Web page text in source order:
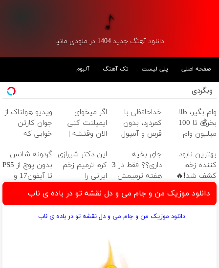
دانلود آهنگ جدید 1404 در ملودی مانیا
صفحه اصلی پلی لیست تک آهنگ آلبوم
وبگردی
وام بگیر، طلا
بخر💰 تا 100
میلیون وام
ضامن
خداحافظی با
کمردرد، بدون
قرص و آمپول
اگر میخوای
ایمپلنت کنی
الان وقتشه |
میلیون تومان!!!
ویدیو هولناک از
جوان کارتن
خوابی که
آموزش رایگان
بهترین نابود
کننده زخم
کشف شد❗🔥
جای بخیه
داری؟؟ فقط در 3
هفته ترمیمش
این دکتر شیرازی
کرم ترمیم زخم
ایرانی را
گردونه شانس
بدون پوچ از PS5
تا آیفون17 و
دانلود موزیک من و جام می و دل نقشه تو در باده ی ناب
دانلود موزیک من و جام می و دل نقشه تو در باده ی ناب